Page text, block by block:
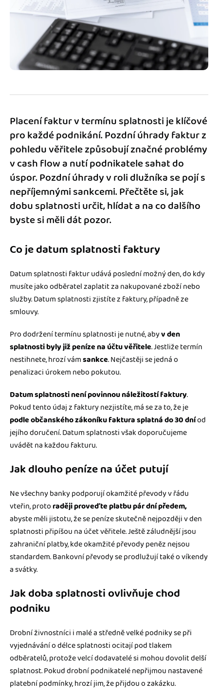
Spřátelené účetní
Katalog doplňků
Jak se vyznat ve fakturaci
mini akademie
Fakturační poradna
Placení faktur v termínu splatnosti je klíčové
pro každé podnikání. Pozdní úhrady faktur z
pohledu věřitele způsobují značné problémy
v cash flow a nutí podnikatele sahat do
úspor. Pozdní úhrady v roli dlužníka se pojí s
nepříjemnými sankcemi. Přečtěte si, jak
dobu splatnosti určit, hlídat a na co dalšího
byste si měli dát pozor.
Co je datum splatnosti faktury
Datum splatnosti faktur udává poslední možný den, do kdy
musíte jako odběratel zaplatit za nakupované zboží nebo
služby. Datum splatnosti zjistíte z faktury, případně ze
smlouvy.
Pro dodržení termínu splatnosti je nutné, abyv den
splatnosti byly již peníze na účtu věřitele. Jestliže termín
nestihnete, hrozí vámsankce. Nejčastěji se jedná o
penalizaci úrokem nebo pokutou.
Datum splatnosti není povinnou náležitostí faktury.
Pokud tento údaj z faktury nezjistíte, má se za to, že je
podle občanského zákoníku faktura splatná do 30 dníod
jejího doručení. Datum splatnosti však doporučujeme
uvádět na každou fakturu.
Jak dlouho peníze na účet putují
Ne všechny banky podporují okamžité převody v řádu
vteřin, protoraději proveďte platbu pár dní předem,
abyste měli jistotu, že se peníze skutečně nejpozději v den
splatnosti připíšou na účet věřitele. Ještě záludnější jsou
zahraniční platby, kde okamžité převody peněz nejsou
standardem. Bankovní převody se prodlužují také o víkendy
a svátky.
Jak doba splatnosti ovlivňuje chod
podniku
Drobní živnostníci i malé a středně velké podniky se při
vyjednávání o délce splatnosti ocitají pod tlakem
odběratelů, protože velcí dodavatelé si mohou dovolit delší
splatnost. Pokud drobní podnikatelé nepřijmou nastavené
platební podmínky, hrozí jim, že přijdou o zakázku.